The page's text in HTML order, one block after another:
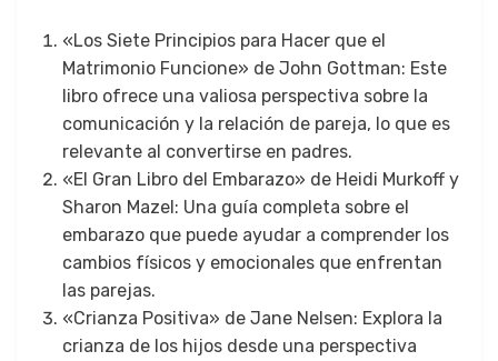
«Los Siete Principios para Hacer que el
Matrimonio Funcione» de John Gottman: Este
libro ofrece una valiosa perspectiva sobre la
comunicación y la relación de pareja, lo que es
relevante al convertirse en padres.
«El Gran Libro del Embarazo» de Heidi Murkoff y
Sharon Mazel: Una guía completa sobre el
embarazo que puede ayudar a comprender los
cambios físicos y emocionales que enfrentan
las parejas.
«Crianza Positiva» de Jane Nelsen: Explora la
crianza de los hijos desde una perspectiva